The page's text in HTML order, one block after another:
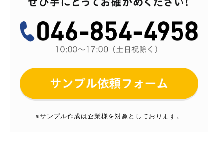
※サンプル作成は企業様を対象としております。